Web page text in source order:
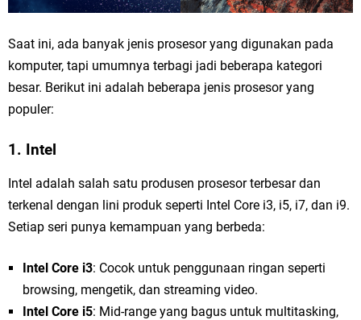
Saat ini, ada banyak jenis prosesor yang digunakan pada
komputer, tapi umumnya terbagi jadi beberapa kategori
besar. Berikut ini adalah beberapa jenis prosesor yang
populer:
1. Intel
Intel adalah salah satu produsen prosesor terbesar dan
terkenal dengan lini produk seperti Intel Core i3, i5, i7, dan i9.
Setiap seri punya kemampuan yang berbeda:
Intel Core i3: Cocok untuk penggunaan ringan seperti
browsing, mengetik, dan streaming video.
Intel Core i5: Mid-range yang bagus untuk multitasking,